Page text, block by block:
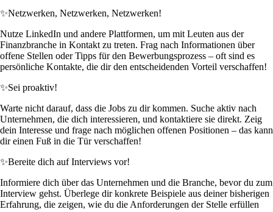
✨Netzwerken, Netzwerken, Netzwerken!
Nutze LinkedIn und andere Plattformen, um mit Leuten aus der
Finanzbranche in Kontakt zu treten. Frag nach Informationen über
offene Stellen oder Tipps für den Bewerbungsprozess – oft sind es
persönliche Kontakte, die dir den entscheidenden Vorteil verschaffen!
✨Sei proaktiv!
Warte nicht darauf, dass die Jobs zu dir kommen. Suche aktiv nach
Unternehmen, die dich interessieren, und kontaktiere sie direkt. Zeig
dein Interesse und frage nach möglichen offenen Positionen – das kann
dir einen Fuß in die Tür verschaffen!
✨Bereite dich auf Interviews vor!
Informiere dich über das Unternehmen und die Branche, bevor du zum
Interview gehst. Überlege dir konkrete Beispiele aus deiner bisherigen
Erfahrung, die zeigen, wie du die Anforderungen der Stelle erfüllen